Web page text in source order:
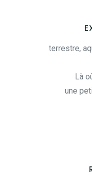
terrestre,
Là
une